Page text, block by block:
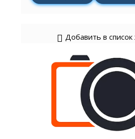
Добавить в